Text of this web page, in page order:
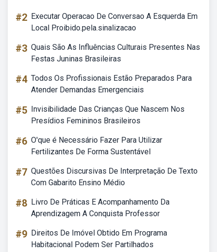
#2 Executar Operacao De Conversao A Esquerda Em
Local Proibido.pela.sinalizacao
#3 Quais São As Influências Culturais Presentes Nas
Festas Juninas Brasileiras
#4 Todos Os Profissionais Estão Preparados Para
Atender Demandas Emergenciais
#5 Invisibilidade Das Crianças Que Nascem Nos
Presídios Femininos Brasileiros
#6 O'que é Necessário Fazer Para Utilizar
Fertilizantes De Forma Sustentável
#7 Questões Discursivas De Interpretação De Texto
Com Gabarito Ensino Médio
#8 Livro De Práticas E Acompanhamento Da
Aprendizagem A Conquista Professor
#9 Direitos De Imóvel Obtido Em Programa
Habitacional Podem Ser Partilhados